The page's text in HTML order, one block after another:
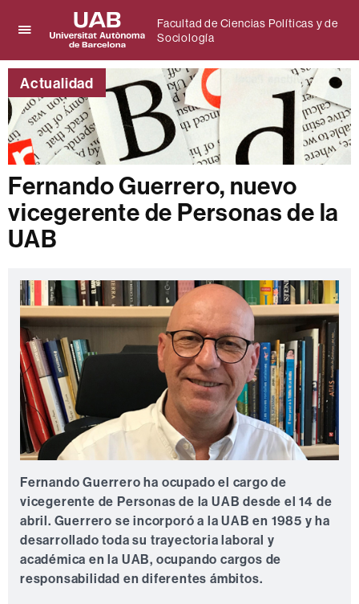
aquí
para
desplegar
el
menú
de
Facultad
Ciencias
Políticas
y
de
Universitat
Autònoma
de
Barcelona
Facultad de Ciencias Políticas y de
Sociología
Actualidad
Fernando Guerrero, nuevo
vicegerente de Personas de la
UAB
Fernando Guerrero ha ocupado el cargo de
vicegerente de Personas de la UAB desde el 14 de
abril. Guerrero se incorporó a la UAB en 1985 y ha
desarrollado toda su trayectoria laboral y
académica en la UAB, ocupando cargos de
responsabilidad en diferentes ámbitos.